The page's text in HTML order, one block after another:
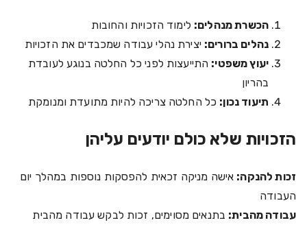
הכשרת מנהלים: לימוד הזכויות והחובות
נהלים ברורים: יצירת נהלי עבודה שמכבדים את הזכויות
יעוץ משפטי: התייעצות לפני כל החלטה בנוגע לעובדת
בהריון
תיעוד נכון: כל החלטה צריכה להיות מתועדת ומנומקת
הזכויות שלא כולם יודעים עליהן
זכות להנקה: אישה מניקה זכאית להפסקות נוספות במהלך יום
העבודה
עבודה מהבית: בתנאים מסוימים, זכות לבקש עבודה מהבית